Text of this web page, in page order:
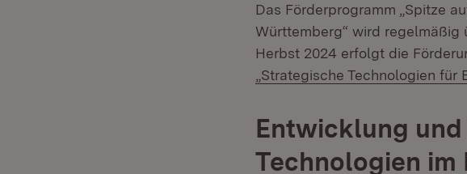
Das Förderprogramm „Spitze
Württemberg“ wird
Herbst 2024 erfolgt die
„Strategische Technologien für
Entwicklung
Technologien im